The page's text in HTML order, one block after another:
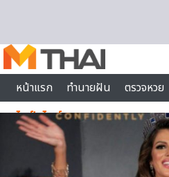
หน้าแรก
ทำนายฝัน ตรวจหวย
ไลฟ์สไตล์